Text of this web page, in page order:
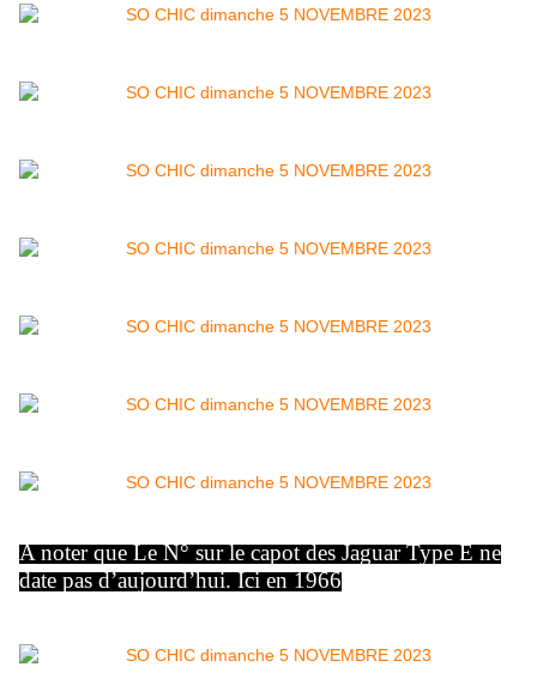
A noter que Le N° sur le capot des Jaguar Type E ne
date pas d’aujourd’hui. Ici en 1966